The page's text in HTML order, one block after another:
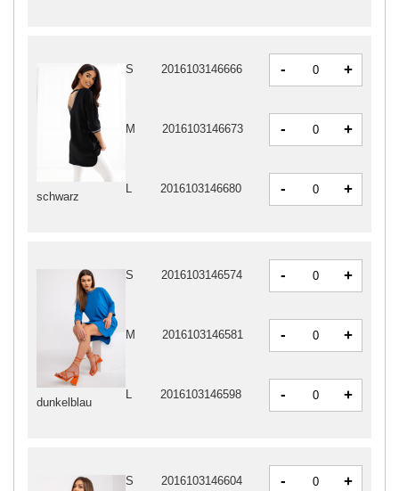
schwarz
S 2016103146666 - +
M 2016103146673 - +
L 2016103146680 - +
dunkelblau
S 2016103146574 - +
M 2016103146581 - +
L 2016103146598 - +
S 2016103146604 - +